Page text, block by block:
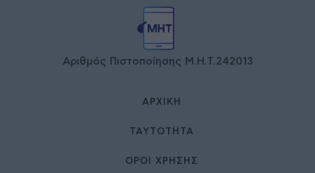
Αριθμός Πιστοποίησης Μ.Η.Τ.242013
ΑΡΧΙΚΉ
ΤΑΥΤΌΤΗΤΑ
ΌΡΟΙ ΧΡΉΣΗΣ